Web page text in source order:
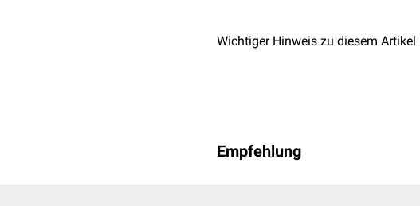
Wichtiger Hinweis zu diesem Artikel
Empfehlung